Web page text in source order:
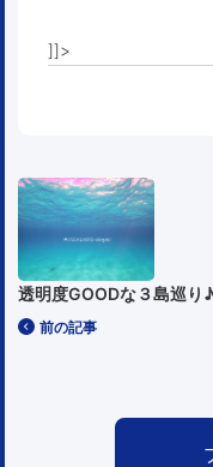
]]>
前の記事
透明度GOODな３島巡り♪